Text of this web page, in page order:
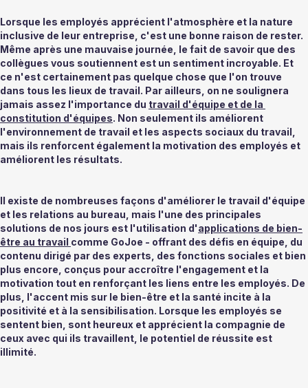
Lorsque les employés apprécient l'atmosphère et la nature
inclusive de leur entreprise, c'est une bonne raison de rester.
Même après une mauvaise journée, le fait de savoir que des
collègues vous soutiennent est un sentiment incroyable. Et
ce n'est certainement pas quelque chose que l'on trouve
dans tous les lieux de travail. Par ailleurs, on ne soulignera
jamais assez l'importance du travail d'équipe et de la
constitution d'équipes. Non seulement ils améliorent
l'environnement de travail et les aspects sociaux du travail,
mais ils renforcent également la motivation des employés et
améliorent les résultats.
Il existe de nombreuses façons d'améliorer le travail d'équipe
et les relations au bureau, mais l'une des principales
solutions de nos jours est l'utilisation d'applications de bien-
être au travail comme GoJoe - offrant des défis en équipe, du
contenu dirigé par des experts, des fonctions sociales et bien
plus encore, conçus pour accroître l'engagement et la
motivation tout en renforçant les liens entre les employés. De
plus, l'accent mis sur le bien-être et la santé incite à la
positivité et à la sensibilisation. Lorsque les employés se
sentent bien, sont heureux et apprécient la compagnie de
ceux avec qui ils travaillent, le potentiel de réussite est
illimité.